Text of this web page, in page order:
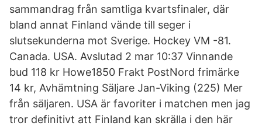
sammandrag från samtliga kvartsfinaler, där
bland annat Finland vände till seger i
slutsekunderna mot Sverige. Hockey VM -81.
Canada. USA. Avslutad 2 mar 10:37 Vinnande
bud 118 kr Howe1850 Frakt PostNord frimärke
14 kr, Avhämtning Säljare Jan-Viking (225) Mer
från säljaren. USA är favoriter i matchen men jag
tror definitivt att Finland kan skrälla i den här